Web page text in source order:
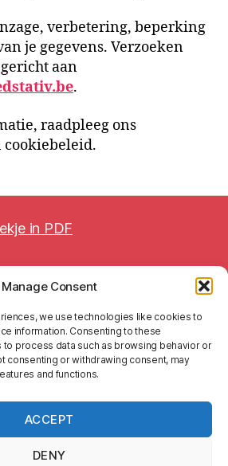
Manage Consent
we use technologies like cookies to
information. Consenting to these
to process data such as browsing behavior or
consenting or withdrawing consent, may
and functions.
ACCEPT
DENY
verbetering, beperking
je gegevens. Verzoeken
aan
.
raadpleeg ons
in PDF